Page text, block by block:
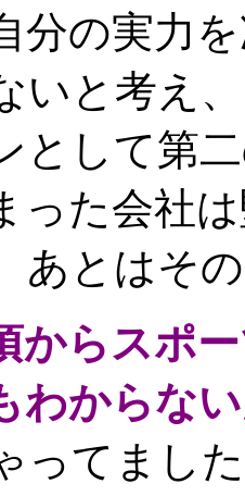
分の実力
いと考え
として第
った会社
あとはそ
からスポ
わからな
ってまし